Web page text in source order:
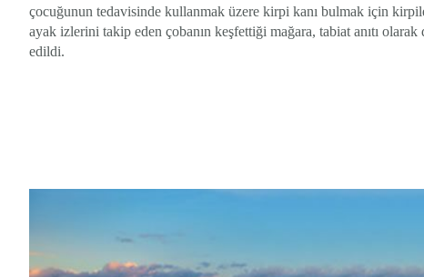
çocuğunun tedavisinde kullanmak üzere kirpi kanı bulmak için
ayak izlerini takip eden çobanın keşfettiği mağara, tabiat anıtı olarak
edildi.